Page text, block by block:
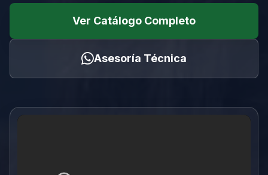
Ver Catálogo Completo
Asesoría Técnica